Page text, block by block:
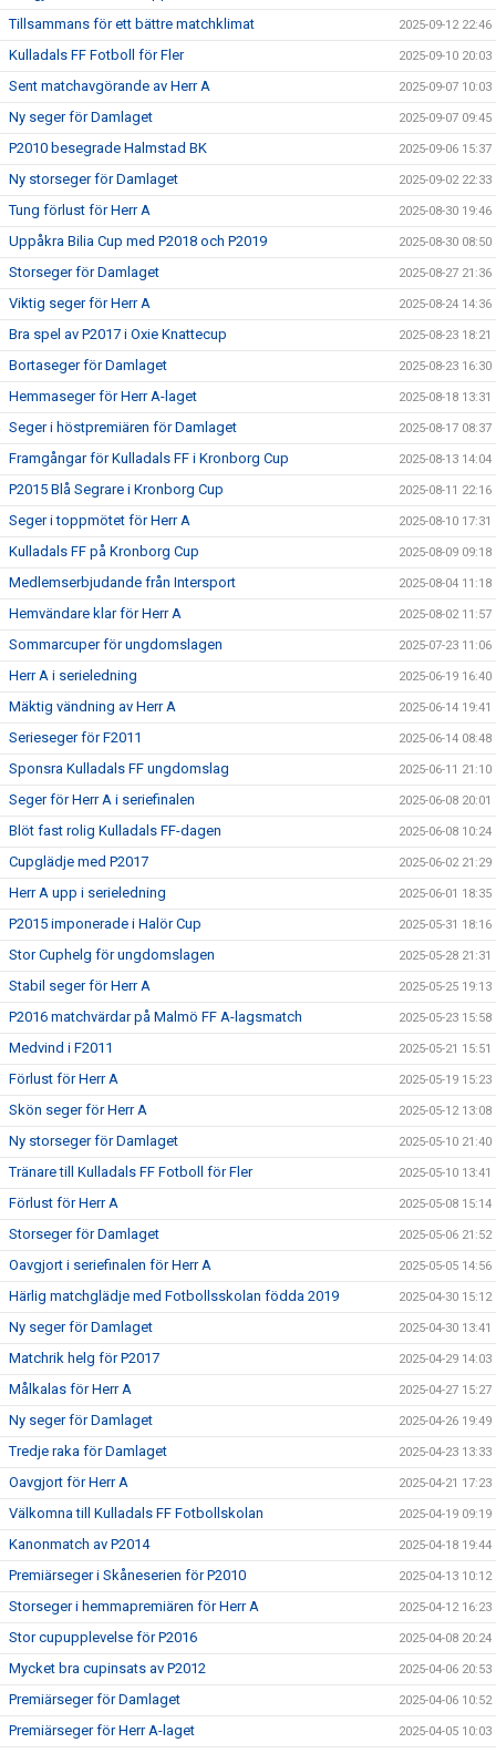
Tillsammans för ett bättre matchklimat 2025-09-12 22:46
Kulladals FF Fotboll för Fler 2025-09-10 20:03
Sent matchavgörande av Herr A 2025-09-07 10:03
Ny seger för Damlaget 2025-09-07 09:45
P2010 besegrade Halmstad BK 2025-09-06 15:37
Ny storseger för Damlaget 2025-09-02 22:33
Tung förlust för Herr A 2025-08-30 19:46
Uppåkra Bilia Cup med P2018 och P2019 2025-08-30 08:50
Storseger för Damlaget 2025-08-27 21:36
Viktig seger för Herr A 2025-08-24 14:36
Bra spel av P2017 i Oxie Knattecup 2025-08-23 18:21
Bortaseger för Damlaget 2025-08-23 16:30
Hemmaseger för Herr A-laget 2025-08-18 13:31
Seger i höstpremiären för Damlaget 2025-08-17 08:37
Framgångar för Kulladals FF i Kronborg Cup 2025-08-13 14:04
P2015 Blå Segrare i Kronborg Cup 2025-08-11 22:16
Seger i toppmötet för Herr A 2025-08-10 17:31
Kulladals FF på Kronborg Cup 2025-08-09 09:18
Medlemserbjudande från Intersport 2025-08-04 11:18
Hemvändare klar för Herr A 2025-08-02 11:57
Sommarcuper för ungdomslagen 2025-07-23 11:06
Herr A i serieledning 2025-06-19 16:40
Mäktig vändning av Herr A 2025-06-14 19:41
Serieseger för F2011 2025-06-14 08:48
Sponsra Kulladals FF ungdomslag 2025-06-11 21:10
Seger för Herr A i seriefinalen 2025-06-08 20:01
Blöt fast rolig Kulladals FF-dagen 2025-06-08 10:24
Cupglädje med P2017 2025-06-02 21:29
Herr A upp i serieledning 2025-06-01 18:35
P2015 imponerade i Halör Cup 2025-05-31 18:16
Stor Cuphelg för ungdomslagen 2025-05-28 21:31
Stabil seger för Herr A 2025-05-25 19:13
P2016 matchvärdar på Malmö FF A-lagsmatch 2025-05-23 15:58
Medvind i F2011 2025-05-21 15:51
Förlust för Herr A 2025-05-19 15:23
Skön seger för Herr A 2025-05-12 13:08
Ny storseger för Damlaget 2025-05-10 21:40
Tränare till Kulladals FF Fotboll för Fler 2025-05-10 13:41
Förlust för Herr A 2025-05-08 15:14
Storseger för Damlaget 2025-05-06 21:52
Oavgjort i seriefinalen för Herr A 2025-05-05 14:56
Härlig matchglädje med Fotbollsskolan födda 2019 2025-04-30 15:12
Ny seger för Damlaget 2025-04-30 13:41
Matchrik helg för P2017 2025-04-29 14:03
Målkalas för Herr A 2025-04-27 15:27
Ny seger för Damlaget 2025-04-26 19:49
Tredje raka för Damlaget 2025-04-23 13:33
Oavgjort för Herr A 2025-04-21 17:23
Välkomna till Kulladals FF Fotbollskolan 2025-04-19 09:19
Kanonmatch av P2014 2025-04-18 19:44
Premiärseger i Skåneserien för P2010 2025-04-13 10:12
Storseger i hemmapremiären för Herr A 2025-04-12 16:23
Stor cupupplevelse för P2016 2025-04-08 20:24
Mycket bra cupinsats av P2012 2025-04-06 20:53
Premiärseger för Damlaget 2025-04-06 10:52
Premiärseger för Herr A-laget 2025-04-05 10:03